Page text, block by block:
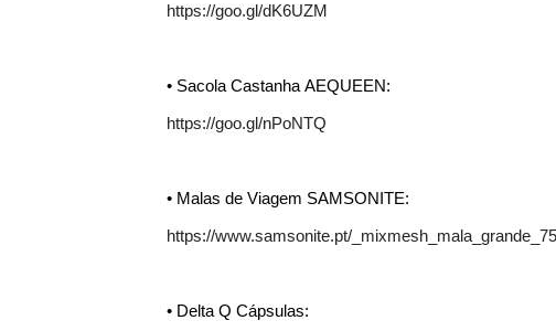
https://goo.gl/dK6UZM
• Sacola Castanha AEQUEEN:
https://goo.gl/nPoNTQ
• Malas de Viagem SAMSONITE:
https://www.samsonite.pt/
• Delta Q Cápsulas: